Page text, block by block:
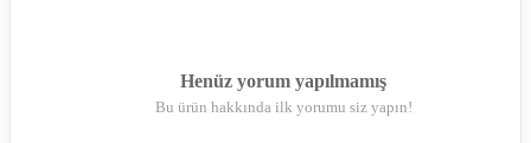
Henüz yorum yapılmamış
Bu ürün hakkında ilk yorumu siz yapın!